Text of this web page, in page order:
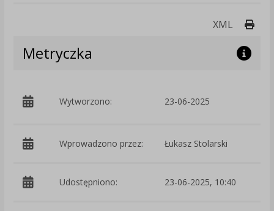
XML
Metryczka
Wytworzono: 23-06-2025
Wprowadzono przez: Łukasz Stolarski
Udostępniono: 23-06-2025, 10:40